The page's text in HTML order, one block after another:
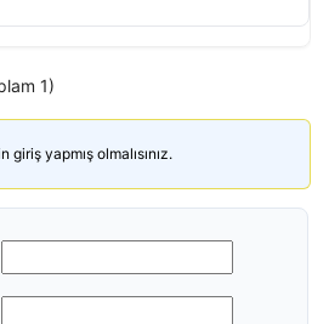
1)
yapmış olmalısınız.